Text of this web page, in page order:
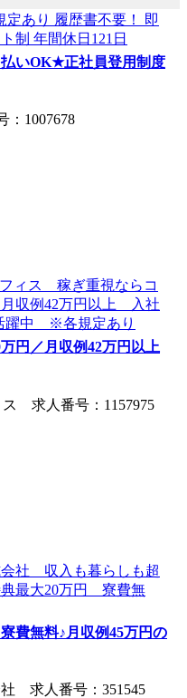
いOK★正社員登用制度
1007678
円／月収例42万円以上
ス 求人番号：1157975
費無料♪月収例45万円の
求人番号：351545